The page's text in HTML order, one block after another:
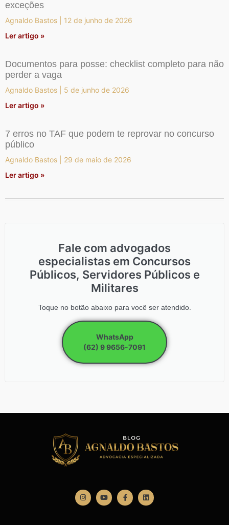
exceções
Agnaldo Bastos
12 de junho de 2026
Ler artigo »
Documentos para posse: checklist completo para não
perder a vaga
Agnaldo Bastos
5 de junho de 2026
Ler artigo »
7 erros no TAF que podem te reprovar no concurso
público
Agnaldo Bastos
29 de maio de 2026
Ler artigo »
Fale com advogados
especialistas em Concursos
Públicos, Servidores Públicos e
Militares
Toque no botão abaixo para você ser atendido.
WhatsApp
(62) 9 9656-7091